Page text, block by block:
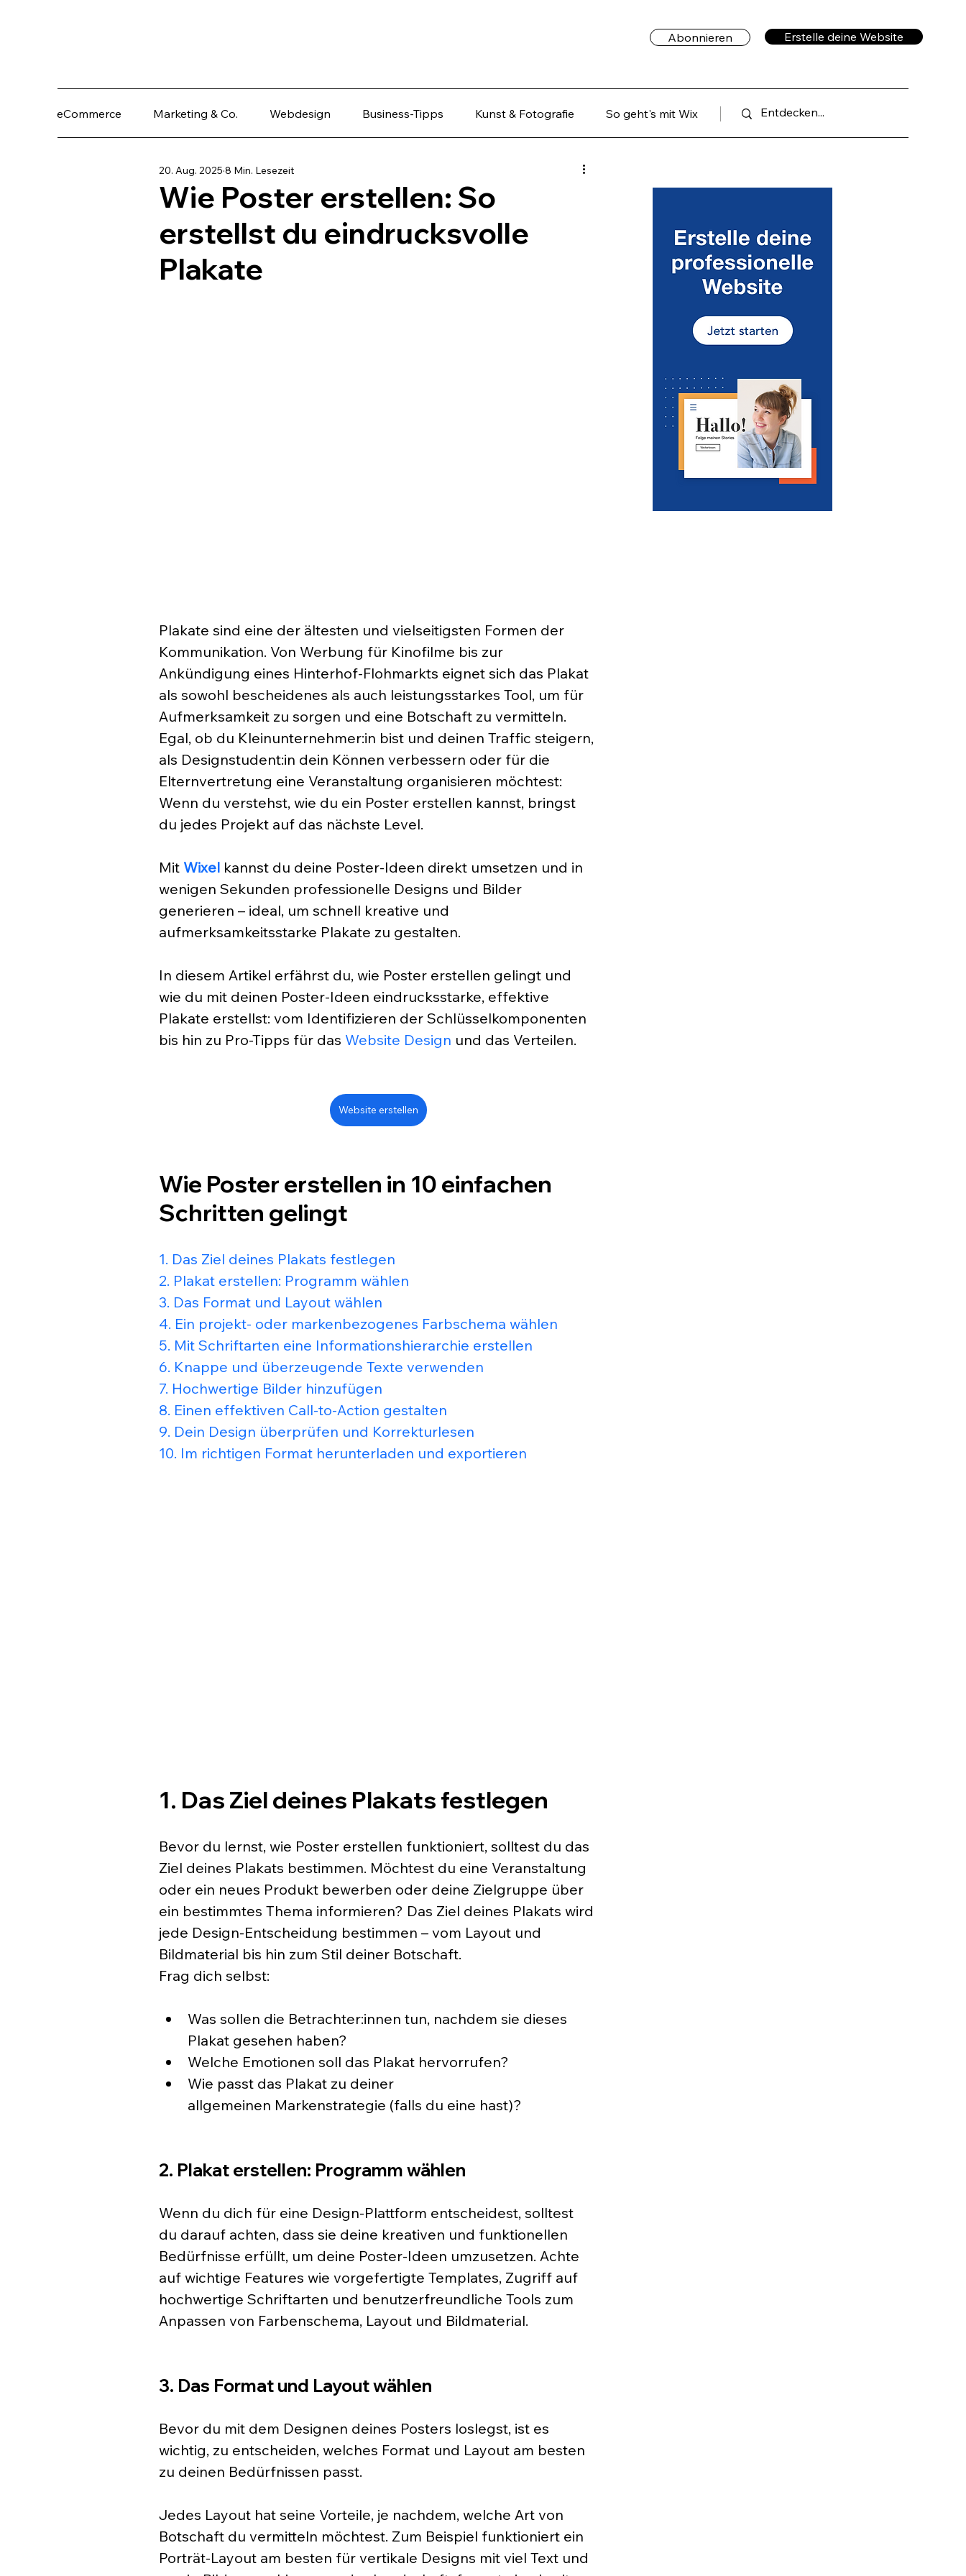
Abonnieren Erstelle deine Website
eCommerce Marketing & Co. Webdesign Business-Tipps Kunst & Fotografie So geht's mit Wix
Wie Poster erstellen: So
erstellst du eindrucksvolle
Plakate
20. Aug. 2025 8 Min. Lesezeit
Plakate sind eine der ältesten und vielseitigsten Formen der
Kommunikation. Von Werbung für Kinofilme bis zur
Ankündigung eines Hinterhof-Flohmarkts eignet sich das Plakat
als sowohl bescheidenes als auch leistungsstarkes Tool, um für
Aufmerksamkeit zu sorgen und eine Botschaft zu vermitteln.
Egal, ob du Kleinunternehmer:in bist und deinen Traffic steigern,
als Designstudent:in dein Können verbessern oder für die
Elternvertretung eine Veranstaltung organisieren möchtest:
Wenn du verstehst, wie du ein Poster erstellen kannst, bringst
du jedes Projekt auf das nächste Level.
Mit Wixel kannst du deine Poster-Ideen direkt umsetzen und in
wenigen Sekunden professionelle Designs und Bilder
generieren – ideal, um schnell kreative und
aufmerksamkeitsstarke Plakate zu gestalten.
In diesem Artikel erfährst du, wie Poster erstellen gelingt und
wie du mit deinen Poster-Ideen eindrucksstarke, effektive
Plakate erstellst: vom Identifizieren der Schlüsselkomponenten
bis hin zu Pro-Tipps für das Website Design und das Verteilen.
Website erstellen
Wie Poster erstellen in 10 einfachen
Schritten gelingt
1. Das Ziel deines Plakats festlegen
2. Plakat erstellen: Programm wählen
3. Das Format und Layout wählen
4. Ein projekt- oder markenbezogenes Farbschema wählen
5. Mit Schriftarten eine Informationshierarchie erstellen
6. Knappe und überzeugende Texte verwenden
7. Hochwertige Bilder hinzufügen
8. Einen effektiven Call-to-Action gestalten
9. Dein Design überprüfen und Korrekturlesen
10. Im richtigen Format herunterladen und exportieren
1. Das Ziel deines Plakats festlegen
Bevor du lernst, wie Poster erstellen funktioniert, solltest du das
Ziel deines Plakats bestimmen. Möchtest du eine Veranstaltung
oder ein neues Produkt bewerben oder deine Zielgruppe über
ein bestimmtes Thema informieren? Das Ziel deines Plakats wird
jede Design-Entscheidung bestimmen – vom Layout und
Bildmaterial bis hin zum Stil deiner Botschaft.
Frag dich selbst:
Was sollen die Betrachter:innen tun, nachdem sie dieses
Plakat gesehen haben?
Welche Emotionen soll das Plakat hervorrufen?
Wie passt das Plakat zu deiner
allgemeinen Markenstrategie (falls du eine hast)?
2. Plakat erstellen: Programm wählen
Wenn du dich für eine Design-Plattform entscheidest, solltest
du darauf achten, dass sie deine kreativen und funktionellen
Bedürfnisse erfüllt, um deine Poster-Ideen umzusetzen. Achte
auf wichtige Features wie vorgefertigte Templates, Zugriff auf
hochwertige Schriftarten und benutzerfreundliche Tools zum
Anpassen von Farbenschema, Layout und Bildmaterial.
3. Das Format und Layout wählen
Bevor du mit dem Designen deines Posters loslegst, ist es
wichtig, zu entscheiden, welches Format und Layout am besten
zu deinen Bedürfnissen passt.
Jedes Layout hat seine Vorteile, je nachdem, welche Art von
Botschaft du vermitteln möchtest. Zum Beispiel funktioniert ein
Porträt-Layout am besten für vertikale Designs mit viel Text und